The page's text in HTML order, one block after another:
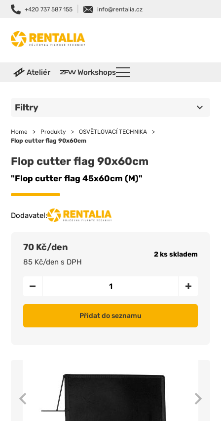
+420 737 587 155 info@rentalia.cz
Ateliér Workshops
Filtry
Home > Produkty > OSVĚTLOVACÍ TECHNIKA
>
Flop cutter flag 90x60cm
Flop cutter flag 90x60cm
"Flop cutter flag 45x60cm (M)"
Dodavatel:
70 Kč/den
85 Kč/den s DPH
2 ks skladem
Přidat do seznamu